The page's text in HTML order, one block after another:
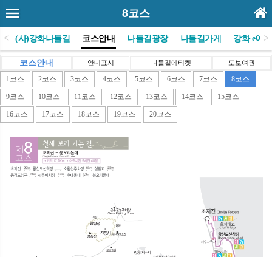
8코스
< (사)강화나들길 코스안내 나들길광장 나들길가게 강화 e야기
>
코스안내 안내표시 나들길에티켓 도보여권
1코스 2코스 3코스 4코스 5코스 6코스 7코스 8코스
9코스 10코스 11코스 12코스 13코스 14코스 15코스
16코스 17코스 18코스 19코스 20코스